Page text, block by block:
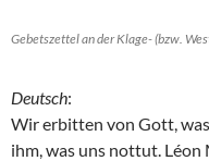
Gebetszettel an der Klage- (bzw.
Deutsch:
Wir erbitten von Gott,
ihm, was uns nottut.